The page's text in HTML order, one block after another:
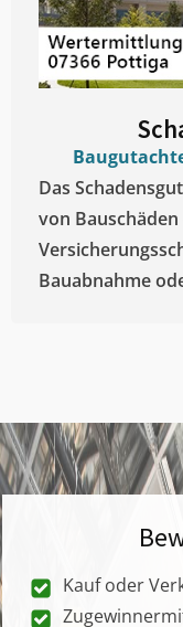
Das
von
Bauabnahme
Kauf oder